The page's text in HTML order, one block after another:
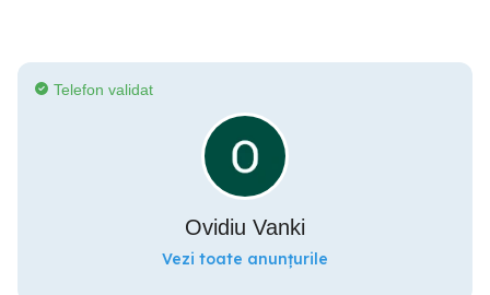
Telefon validat
Ovidiu Vanki
Vezi toate anunțurile